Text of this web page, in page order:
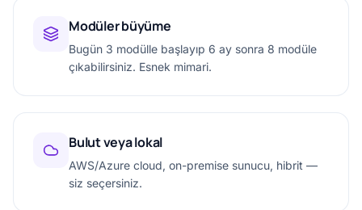
Modüler büyüme
Bugün 3 modülle başlayıp 6 ay sonra 8 modüle
çıkabilirsiniz. Esnek mimari.
Bulut veya lokal
AWS/Azure cloud, on-premise sunucu, hibrit —
siz seçersiniz.